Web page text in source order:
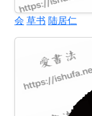
会 草书 陆居仁